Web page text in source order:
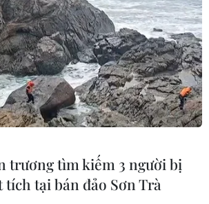
tham dự trận Liverpool-
trương tìm kiếm 3 người bị
tích tại bán đảo Sơn Trà